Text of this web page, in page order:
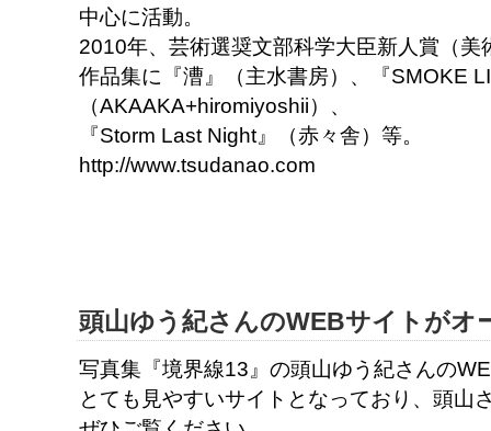
中心に活動。
2010年、芸術選奨文部科学大臣新人賞（美
作品集に『漕』（主水書房）、『SMOKE
（AKAAKA+hiromiyoshii）、
『Storm Last Night』（赤々舎）等。
http://www.tsudanao.com
頭山ゆう紀さんのWEBサイトがオ
写真集『境界線13』の頭山ゆう紀さんの
とても見やすいサイトとなっており、頭山